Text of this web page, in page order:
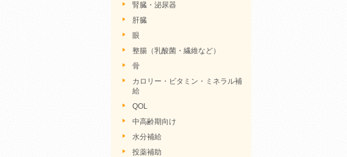
腎臓・泌尿器
肝臓
眼
整腸（乳酸菌・繊維など）
骨
カロリー・ビタミン・ミネラル補
給
QOL
中高齢期向け
水分補給
投薬補助